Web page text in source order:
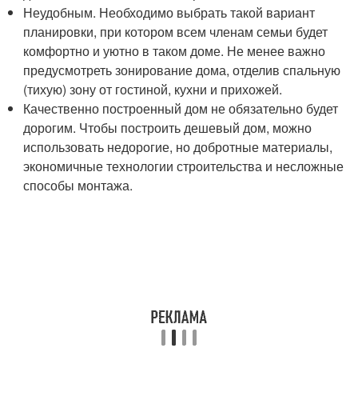
Неудобным. Необходимо выбрать такой вариант
планировки, при котором всем членам семьи будет
комфортно и уютно в таком доме. Не менее важно
предусмотреть зонирование дома, отделив спальную
(тихую) зону от гостиной, кухни и прихожей.
Качественно построенный дом не обязательно будет
дорогим. Чтобы построить дешевый дом, можно
использовать недорогие, но добротные материалы,
экономичные технологии строительства и несложные
способы монтажа.